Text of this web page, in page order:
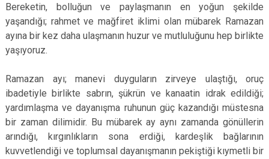
Bereketin, bolluğun ve paylaşmanın en yoğun şekilde
yaşandığı; rahmet ve mağfiret iklimi olan mübarek Ramazan
ayına bir kez daha ulaşmanın huzur ve mutluluğunu hep birlikte
yaşıyoruz.
Ramazan ayı; manevi duyguların zirveye ulaştığı, oruç
ibadetiyle birlikte sabrın, şükrün ve kanaatin idrak edildiği;
yardımlaşma ve dayanışma ruhunun güç kazandığı müstesna
bir zaman dilimidir. Bu mübarek ay aynı zamanda gönüllerin
arındığı, kırgınlıkların sona erdiği, kardeşlik bağlarının
kuvvetlendiği ve toplumsal dayanışmanın pekiştiği kıymetli bir